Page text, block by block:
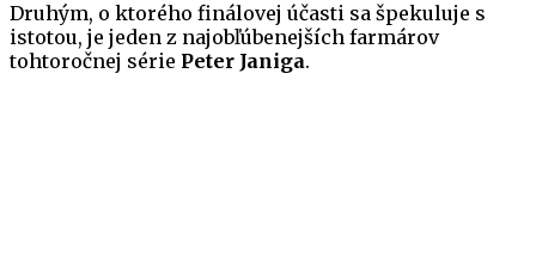
Druhým, o ktorého finálovej účasti sa špekuluje s
istotou, je jeden z najobľúbenejších farmárov
tohtoročnej série Peter Janiga.